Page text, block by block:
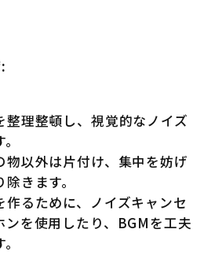
整理整頓し、視覚的なノイズ
物以外は片付け、集中を妨げ
きます。
作るために、ノイズキャンセ
ンを使用したり、BGMを工夫